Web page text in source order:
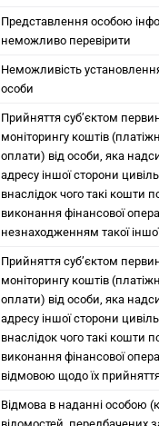
Представлення особою
неможливо перевірити
Неможливість
особи
Прийняття суб’єктом
моніторингу коштів
оплати) від особи, яка
адресу іншої сторони
внаслідок чого такі кошти
виконання фінансової
незнаходженням такої
Прийняття суб’єктом
моніторингу коштів
оплати) від особи, яка
адресу іншої сторони
внаслідок чого такі кошти
виконання фінансової
відмовою щодо їх
Відмова в наданні особою